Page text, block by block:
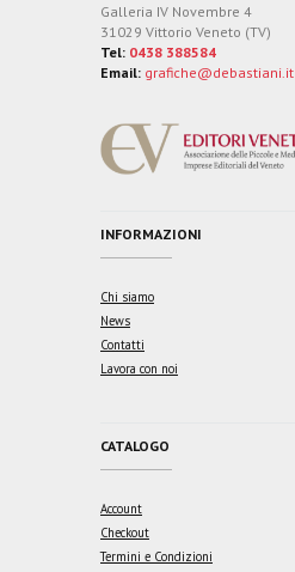
Galleria IV Novembre 4
31029 Vittorio Veneto (TV)
Tel: 0438 388584
Email: grafiche@debastiani.it
INFORMAZIONI
Chi siamo
News
Contatti
Lavora con noi
CATALOGO
Account
Checkout
Termini e Condizioni